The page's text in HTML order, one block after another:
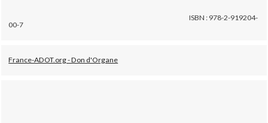
ISBN : 978-2-919204-
00-7
France-ADOT.org - Don d'Organe